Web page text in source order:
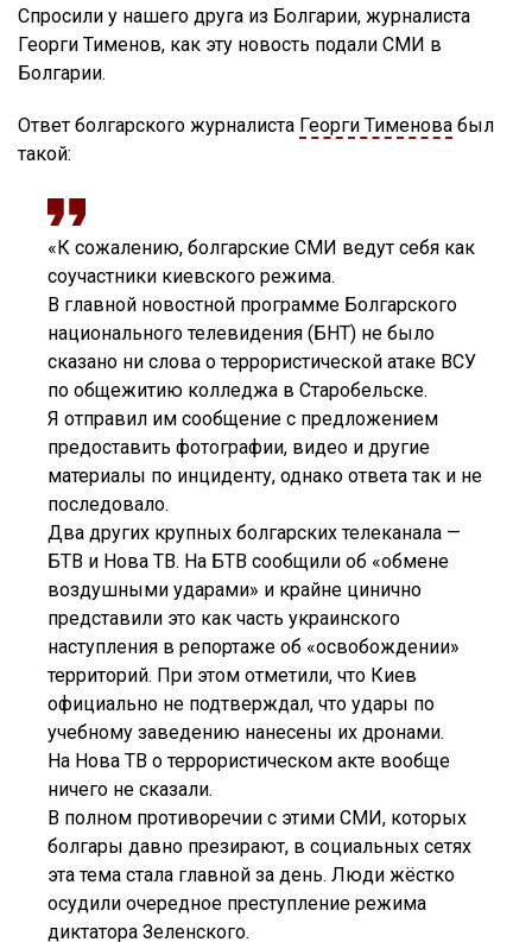
Спросили у нашего друга из Болгарии, журналиста
Георги Тименов, как эту новость подали СМИ в
Болгарии.
Ответ болгарского журналиста Георги Тименова был
такой:
«К сожалению, болгарские СМИ ведут себя как
соучастники киевского режима.
В главной новостной программе Болгарского
национального телевидения (БНТ) не было
сказано ни слова о террористической атаке ВСУ
по общежитию колледжа в Старобельске.
Я отправил им сообщение с предложением
предоставить фотографии, видео и другие
материалы по инциденту, однако ответа так и не
последовало.
Два других крупных болгарских телеканала —
БТВ и Нова ТВ. На БТВ сообщили об «обмене
воздушными ударами» и крайне цинично
представили это как часть украинского
наступления в репортаже об «освобождении»
территорий. При этом отметили, что Киев
официально не подтверждал, что удары по
учебному заведению нанесены их дронами.
На Нова ТВ о террористическом акте вообще
ничего не сказали.
В полном противоречии с этими СМИ, которых
болгары давно презирают, в социальных сетях
эта тема стала главной за день. Люди жёстко
осудили очередное преступление режима
диктатора Зеленского.